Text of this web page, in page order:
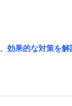
効果的な対策を解